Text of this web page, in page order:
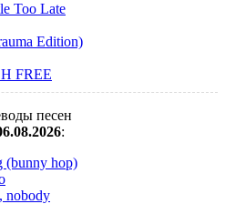
Too Late
Edition)
FREE
песен
:
(bunny hop)
nobody